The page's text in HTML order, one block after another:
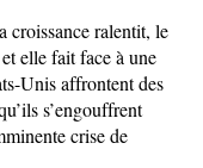
croissance ralentit, le
elle fait face à une
Unis affrontent des
s’engouffrent
crise de